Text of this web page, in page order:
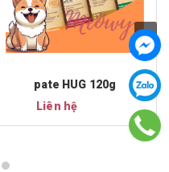
pate HUG 120g
Liên hệ